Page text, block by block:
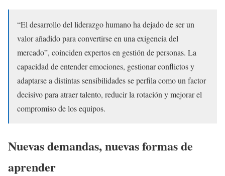
“El desarrollo del liderazgo humano ha dejado de ser un
valor añadido para convertirse en una exigencia del
mercado”, coinciden expertos en gestión de personas. La
capacidad de entender emociones, gestionar conflictos y
adaptarse a distintas sensibilidades se perfila como un factor
decisivo para atraer talento, reducir la rotación y mejorar el
compromiso de los equipos.
Nuevas demandas, nuevas formas de
aprender